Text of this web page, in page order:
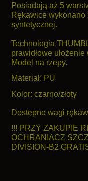
Posiadają aż 5
Rękawice
syntetycznej.
Technologia
prawidłowe
Model na rzepy.
Materiał: PU
Kolor: czarno/złoty
Dostępne wagi
!!! PRZY ZAKUPIE
OCHRANIACZ
DIVISION-B2